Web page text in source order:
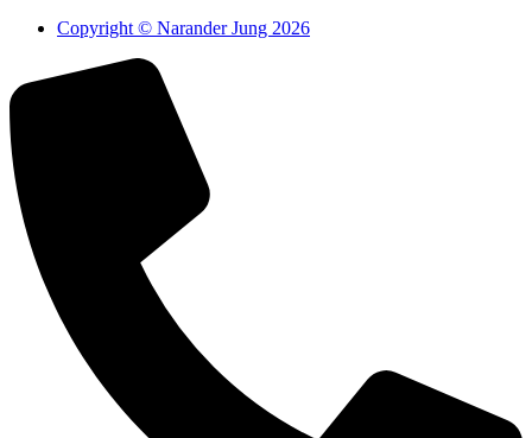
Copyright © Narander Jung 2026